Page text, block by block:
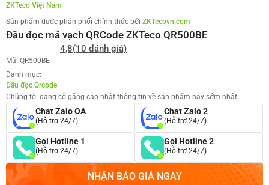
ZKTeco Việt Nam
Sản phẩm được phân phối chính thức bởi ZKTecovn.com
Đầu đọc mã vạch QRCode ZKTeco QR500BE
4,8(10 đánh giá)
Mã: QR500BE
Danh mục:
Đầu đọc Qrcode
Chúng tôi đang cố gắng cập nhật thông tin về sản phẩm này sớm nhất.
Chat Zalo OA
(Hỗ trợ 24/7)
Chat Zalo 2
(Hỗ trợ 24/7)
Gọi Hotline 1
(Hỗ trợ 24/7)
Gọi Hotline 2
(Hỗ trợ 24/7)
NHẬN BÁO GIÁ NGAY